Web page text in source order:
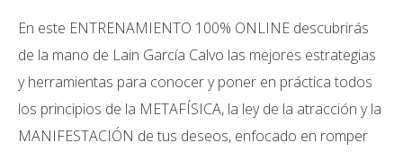
En este ENTRENAMIENTO 100% ONLINE descubrirás
de la mano de Lain García Calvo las mejores estrategias
y herramientas para conocer y poner en práctica todos
los principios de la METAFÍSICA, la ley de la atracción y la
MANIFESTACIÓN de tus deseos, enfocado en romper